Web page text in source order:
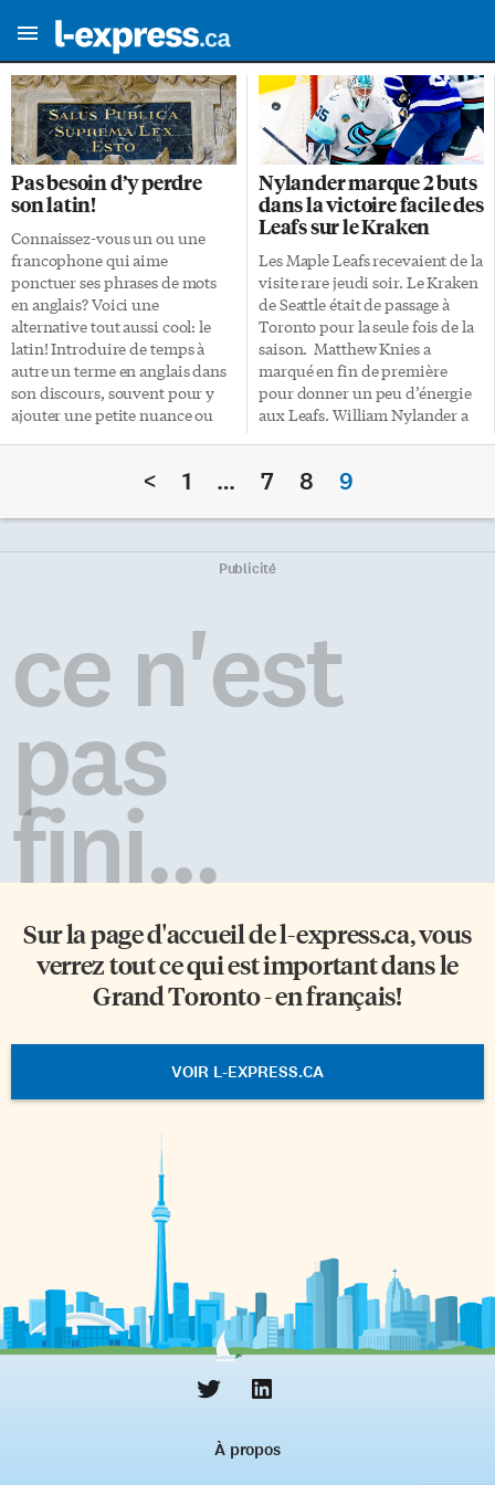
Pas besoin d’y perdre
son latin!
Connaissez-vous un ou une
francophone qui aime
ponctuer ses phrases de mots
en anglais? Voici une
alternative tout aussi cool: le
latin! Introduire de temps à
autre un terme en anglais dans
son discours, souvent pour y
ajouter une petite nuance ou
Après tout, les anglophones
mots en français, et ce, souvent
pour les mêmes raisons. On n’a
bric-à-brac, ça ne fait rien, carte
blanche, c’est la vie, chef-
d’œuvre, […]
Nylander marque 2 buts
dans la victoire facile des
Leafs sur le Kraken
Les Maple Leafs recevaient de la
visite rare jeudi soir. Le Kraken
de Seattle était de passage à
Toronto pour la seule fois de la
saison. Matthew Knies a
marqué en fin de première
pour donner un peu d’énergie
aux Leafs. William Nylander a
Auston Matthews a pour sa part
désert en fin de match pour
confirmer la victoire des siens.
Eeli Tolvanen a été le seul
24 arrêts devant le filet […]
< 1 … 7 8 9
Publicité
ce n'est
pas
fini...
Sur la page d'accueil del-express.ca, vous
verrez tout ce qui est important dans le
Grand Toronto - en français!
VOIR L-EXPRESS.CA
À propos